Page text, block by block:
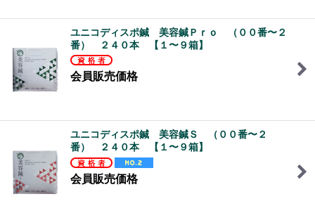
ユニコディスポ鍼 美容鍼Ｐｒｏ （００番〜２
番） ２４０本 【１〜９箱】
会員販売価格
ユニコディスポ鍼 美容鍼Ｓ （００番〜２
番） ２４０本 【１〜９箱】
会員販売価格